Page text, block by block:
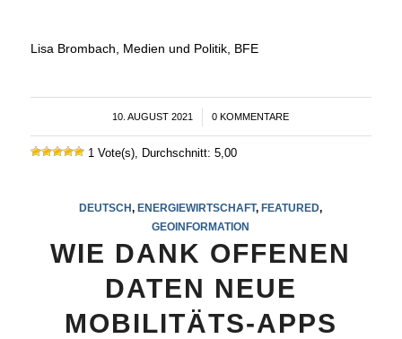
Lisa Brombach, Medien und Politik, BFE
10. AUGUST 2021
/ 0 KOMMENTARE
1 Vote(s), Durchschnitt: 5,00
DEUTSCH,ENERGIEWIRTSCHAFT,FEATURED,
GEOINFORMATION
WIE DANK OFFENEN
DATEN NEUE
MOBILITÄTS-APPS